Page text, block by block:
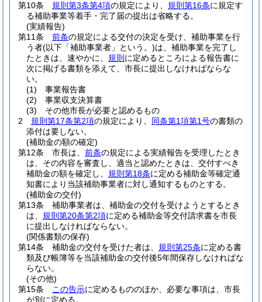
第10条
規則第3条第4項の規定により、 規則第16条に規定す
る補助事業等着手・完了届の提出は省略する。
(実績報告)
第11条
前条の規定による交付の決定を受け、補助事業を行
う者(以下「補助事業者」という。)は、補助事業を完了し
たときは、速やかに、 規則 に定めるところによる報告書に
次に掲げる書類を添えて、市長に提出しなければならな
い。
(1)
事業報告書
(2)
事業収支決算書
(3)
その他市長が必要と認めるもの
2
規則第17条第2項の規定により、 同条第1項第1号の書類の
添付は要しない。
(補助金の額の確定)
第12条
市長は、 前条の規定による実績報告を受理したとき
は、その内容を審査し、適当と認めたときは、交付すべき
補助金の額を確定し、 規則第18条に定める補助金等確定通
知書により当該補助事業者に対し通知するものとする。
(補助金の交付)
第13条
補助事業者は、補助金の交付を受けようとするとき
は、 規則第20条第2項に定める補助金等交付請求書を市長
に提出しなければならない。
(関係書類の保存)
第14条
補助金の交付を受けた者は、 規則第25条に定める書
類及び帳簿等を当該補助金の交付後5年間保存しなければな
らない。
(その他)
第15条
この告示に定めるもののほか、必要な事項は、市長
が別に定める。